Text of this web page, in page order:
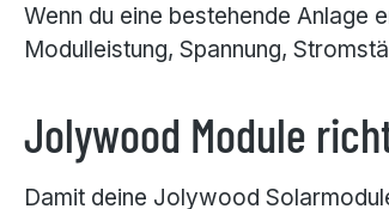
Wenn du eine bestehende Anlage
Modulleistung, Spannung,
Jolywood Module
Damit deine Jolywood